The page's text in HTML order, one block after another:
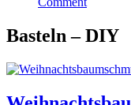
Basteln – DIY